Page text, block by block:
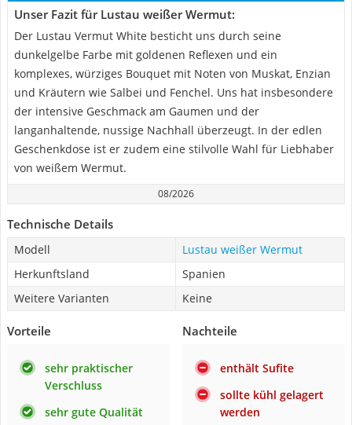
Unser Fazit für Lustau weißer Wermut:
Der Lustau Vermut White besticht uns durch seine
dunkelgelbe Farbe mit goldenen Reflexen und ein
komplexes, würziges Bouquet mit Noten von Muskat, Enzian
und Kräutern wie Salbei und Fenchel. Uns hat insbesondere
der intensive Geschmack am Gaumen und der
langanhaltende, nussige Nachhall überzeugt. In der edlen
Geschenkdose ist er zudem eine stilvolle Wahl für Liebhaber
von weißem Wermut.
08/2026
Technische Details
Modell
Lustau weißer Wermut
Herkunftsland
Spanien
Weitere Varianten
Keine
Vorteile
sehr praktischer
Verschluss
sehr gute Qualität
Nachteile
enthält Sufite
sollte kühl gelagert
werden